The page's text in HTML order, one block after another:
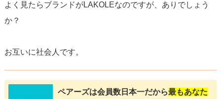
よく見たらブランドがLAKOLEなのですが、ありでしょう
か？
お互いに社会人です。
ペアーズは会員数日本一だから最もあなた